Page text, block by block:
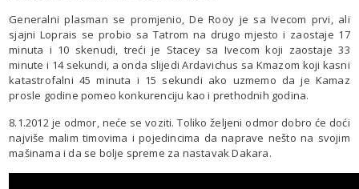
Generalni plasman se promjenio, De Rooy je sa Ivecom prvi, ali
sjajni Loprais se probio sa Tatrom na drugo mjesto i zaostaje 17
minuta i 10 skenudi, treći je Stacey sa Ivecom koji zaostaje 33
minute i 14 sekundi, a onda slijedi Ardavichus sa Kmazom koji kasni
katastrofalni 45 minuta i 15 sekundi ako uzmemo da je Kamaz
prosle godine pomeo konkurenciju kao i prethodnih godina.
8.1.2012 je odmor, neće se voziti. Toliko željeni odmor dobro će doći
najviše malim timovima i pojedincima da naprave nešto na svojim
mašinama i da se bolje spreme za nastavak Dakara.